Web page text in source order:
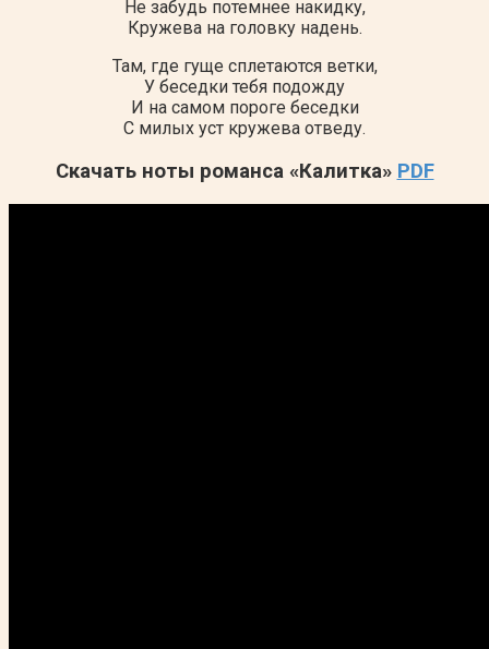
Не забудь потемнее накидку,
Кружева на головку надень.
Там, где гуще сплетаются ветки,
У беседки тебя подожду
И на самом пороге беседки
С милых уст кружева отведу.
Скачать ноты романса «Калитка» PDF